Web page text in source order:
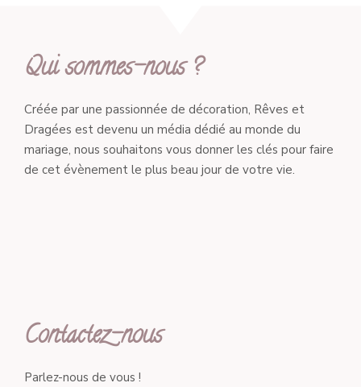
Qui sommes-nous ?
Créée par une passionnée de décoration, Rêves et
Dragées est devenu un média dédié au monde du
mariage, nous souhaitons vous donner les clés pour faire
de cet évènement le plus beau jour de votre vie.
Contactez-nous
Parlez-nous de vous !